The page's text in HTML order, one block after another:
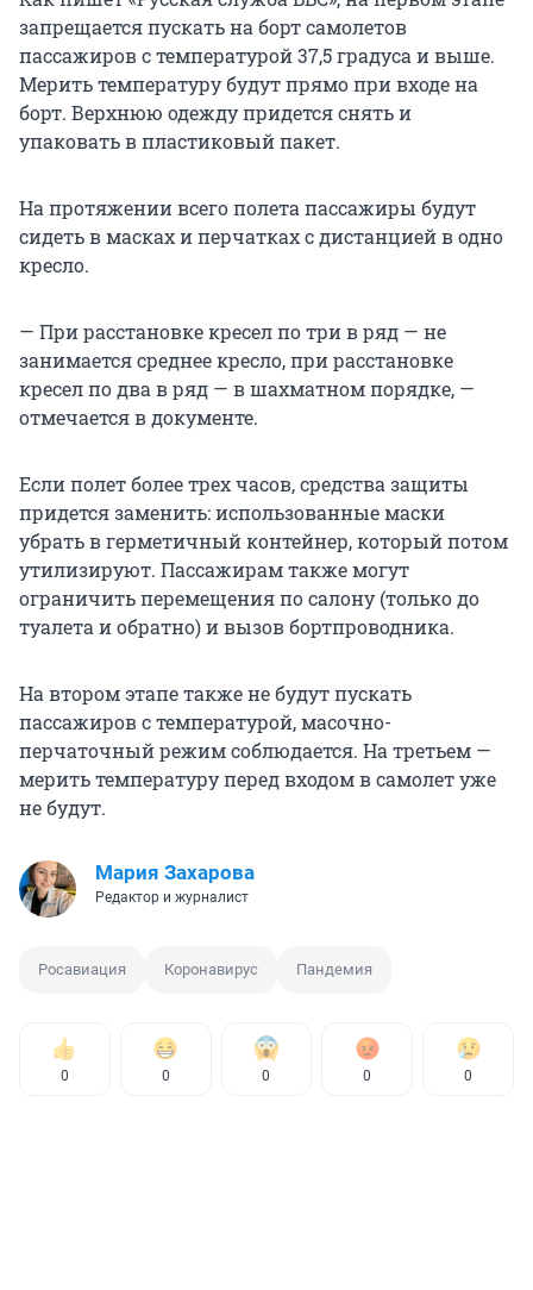
запрещается пускать на борт самолетов
пассажиров с температурой 37,5 градуса и выше.
Мерить температуру будут прямо при входе на
борт. Верхнюю одежду придется снять и
упаковать в пластиковый пакет.
На протяжении всего полета пассажиры будут
сидеть в масках и перчатках с дистанцией в одно
кресло.
— При расстановке кресел по три в ряд — не
занимается среднее кресло, при расстановке
кресел по два в ряд — в шахматном порядке, —
отмечается в документе.
Если полет более трех часов, средства защиты
придется заменить: использованные маски
убрать в герметичный контейнер, который потом
утилизируют. Пассажирам также могут
ограничить перемещения по салону (только до
туалета и обратно) и вызов бортпроводника.
На втором этапе также не будут пускать
пассажиров с температурой, масочно-
перчаточный режим соблюдается. На третьем —
мерить температуру перед входом в самолет уже
не будут.
Мария Захарова
Редактор и журналист
Росавиация Коронавирус Пандемия
0 0 0 0 0